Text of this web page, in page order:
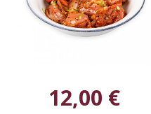
12,00 €